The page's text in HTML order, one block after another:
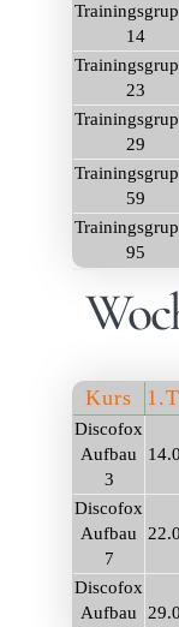
14
23
29
59
95
Kurs
Discofox
Aufbau
3
Discofox
Aufbau
7
Discofox
Aufbau